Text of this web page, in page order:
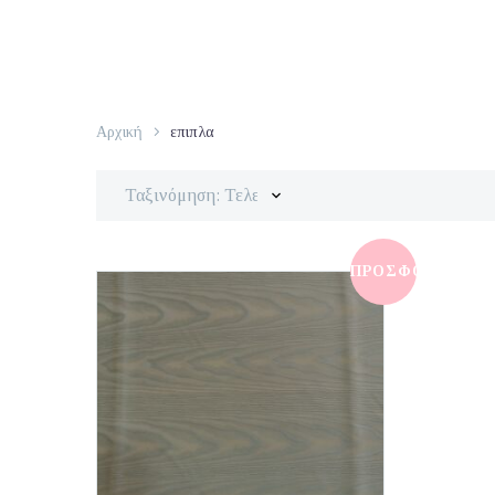
Αρχική επιπλα
Ταξινόμηση: Τελευταία
ΠΡΟΣΦΟΡΆ!